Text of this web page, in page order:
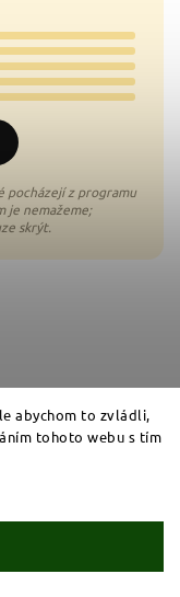
abychom to zvládli,
tohoto webu s tím